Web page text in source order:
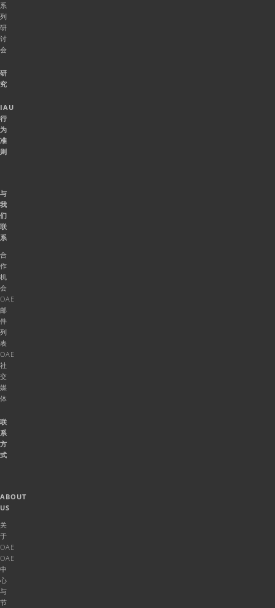
系
列
研
讨
会
研
究
IAU
行
为
准
则
与
我
们
联
系
合
作
机
会
OAE
邮
件
列
表
OAE
社
交
媒
体
联
系
方
式
ABOUT
US
关
于
OAE
OAE
中
心
与
节